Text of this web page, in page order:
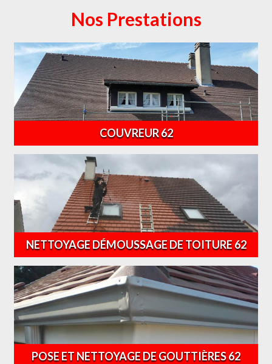
Nos Prestations
COUVREUR 62
NETTOYAGE DÉMOUSSAGE DE TOITURE 62
POSE ET NETTOYAGE DE GOUTTIÈRES 62